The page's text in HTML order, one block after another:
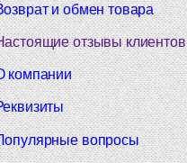
и обмен товара
отзывы клиентов
компании
вопросы